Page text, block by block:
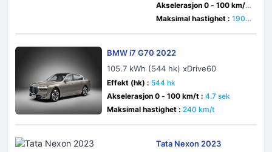
Akselerasjon 0 - 100 km/t
: 6.1 sek
Maksimal hastighet : 190 k
BMW i7 G70 2022
105.7 kWh (544 hk) xDrive60
Effekt (hk) : 544 hk
Akselerasjon 0 - 100 km/t : 4.7 sek
Maksimal hastighet : 240 km/t
Tata Nexon 2023